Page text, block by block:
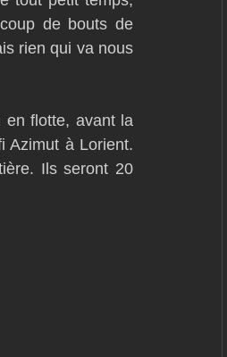
de bouts de
rien qui va nous
en flotte, avant la
Azimut à Lorient.
Ils seront 20